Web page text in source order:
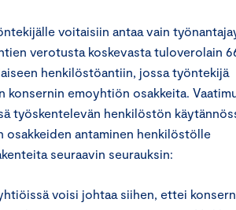
voitaisiin antaa vain
verotusta koskevasta tuloverolain
henkilöstöantiin, jossa työntekijä
emoyhtiön osakkeita.
työskentelevän henkilöstön
antaminen henkilöstölle
seuraavin seurauksin:
voisi johtaa siihen, ettei